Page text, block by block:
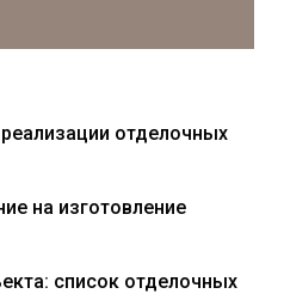
отделочных
на изготовление
список отделочных